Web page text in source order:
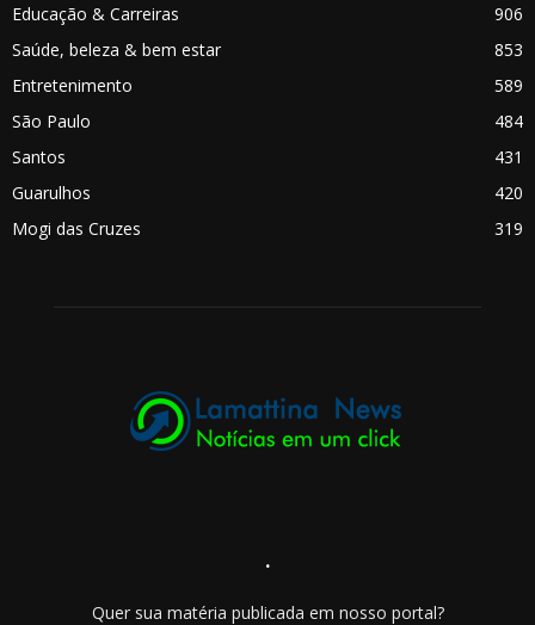
Educação & Carreiras
906
Saúde, beleza & bem estar
853
Entretenimento
589
São Paulo
484
Santos
431
Guarulhos
420
Mogi das Cruzes
319
.
Quer sua matéria publicada em nosso portal?